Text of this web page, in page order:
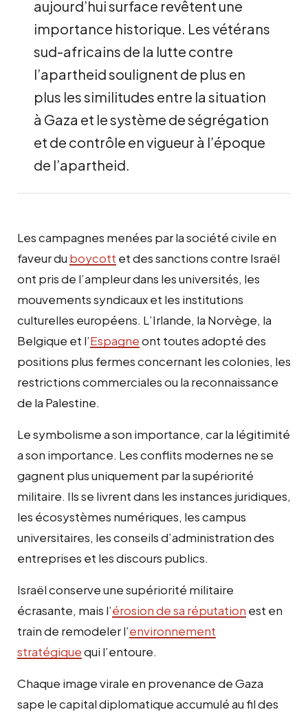
aujourd’hui surface revêtent une
importance historique. Les vétérans
sud-africains de la lutte contre
l’apartheid soulignent de plus en
plus les similitudes entre la situation
à Gaza et le système de ségrégation
et de contrôle en vigueur à l’époque
de l’apartheid.
Les campagnes menées par la société civile en
faveur du boycott et des sanctions contre Israël
ont pris de l’ampleur dans les universités, les
mouvements syndicaux et les institutions
culturelles européens. L’Irlande, la Norvège, la
Belgique et l’Espagneont toutes adopté des
positions plus fermes concernant les colonies, les
restrictions commerciales ou la reconnaissance
de la Palestine.
Le symbolisme a son importance, car la légitimité
a son importance. Les conflits modernes ne se
gagnent plus uniquement par la supériorité
militaire. Ils se livrent dans les instances juridiques,
les écosystèmes numériques, les campus
universitaires, les conseils d’administration des
entreprises et les discours publics.
Israël conserve une supériorité militaire
écrasante, mais l’érosion de sa réputation est en
train de remodeler l’environnement
stratégiquequi l’entoure.
Chaque image virale en provenance de Gaza
sape le capital diplomatique accumulé au fil des